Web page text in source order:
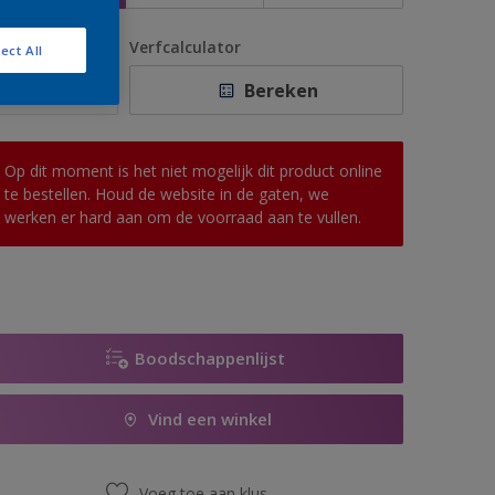
Verfcalculator
Bereken
Op dit moment is het niet mogelijk dit product online
te bestellen. Houd de website in de gaten, we
werken er hard aan om de voorraad aan te vullen.
Boodschappenlijst
Vind een winkel
All